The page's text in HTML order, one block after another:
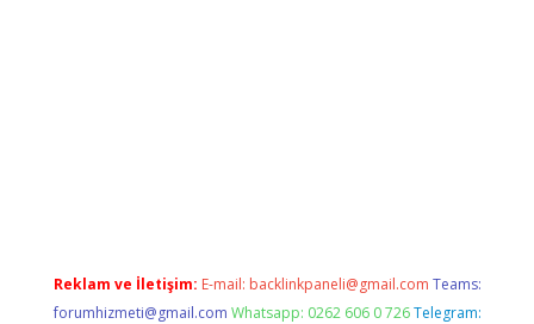
Reklam ve İletişim: E-mail: backlinkpaneli@gmail.com Teams:
forumhizmeti@gmail.com Whatsapp: 0262 606 0 726 Telegram: